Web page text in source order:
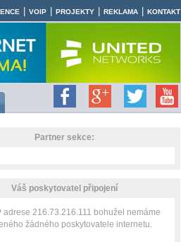
VOIP PROJEKTY REKLAMA KONTAKT
Partner sekce:
Váš poskytovatel připojení
adrese 216.73.216.111 bohužel nemáme
žádného poskytovatele internetu.